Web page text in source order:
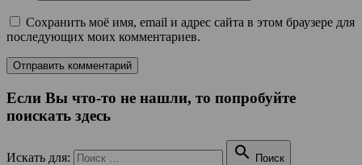
Сохранить моё имя, email и адрес сайта в этом браузере для
последующих моих комментариев.
Если Вы что-то не нашли, то попробуйте
поискать здесь
Искать для:  Поиск